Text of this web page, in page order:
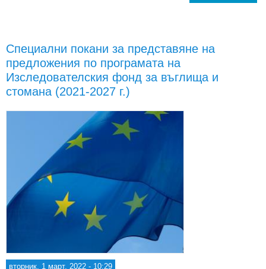
Специални покани за представяне на
предложения по програмата на
Изследователския фонд за въглища и
стомана (2021-2027 г.)
вторник, 1 март, 2022 - 10:29